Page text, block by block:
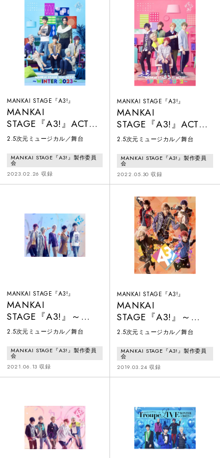
組にスポットを当て、第二回公演
『主人はミステリにご執心』、第
三回公演『真夜中の住人』の2ス
トーリーを展開。紅葉のように色
づく秋の季節を経て、降り積もる
雪の結晶のようにきら
ら本作まで6作品を上演。原作で
第一部にあたるストーリーを中心
に展開。その集大成として、東京
ガーデンシアターにてオールキャ
スト総出演による初のLIVEを開
催。全公演、LIV
MANKAI STAGE『A3!』
MANKAI
STAGE『A3!』ACT2!
～WINTER 2023～
2.5次元ミュージカル／舞台
MANKAI STAGE『A3!』製作委員
会
2023.02.26 収録
MANKAI STAGE『A3!』
MANKAI
STAGE『A3!』ACT2!
～SPRING 2022～
2.5次元ミュージカル／舞台
MANKAI STAGE『A3!』製作委員
会
2022.05.30 収録
MANKAI STAGE『A3!』
MANKAI
STAGE『A3!』～
WINTER 2021～
2.5次元ミュージカル／舞台
MANKAI STAGE『A3!』製作委員
会
2021.06.13 収録
MANKAI STAGE『A3!』
MANKAI
STAGE『A3!』～
AUTUMN & WINTER
2.5次元ミュージカル／舞台
MANKAI STAGE『A3!』製作委員
会
2019.03.24 収録